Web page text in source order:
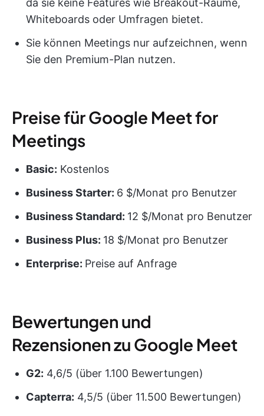
da sie keine Features wie Breakout-Räume,
Whiteboards oder Umfragen bietet.
Sie können Meetings nur aufzeichnen, wenn
Sie den Premium-Plan nutzen.
Preise für Google Meet for
Meetings
Basic: Kostenlos
Business Starter: 6 $/Monat pro Benutzer
Business Standard: 12 $/Monat pro Benutzer
Business Plus: 18 $/Monat pro Benutzer
Enterprise: Preise auf Anfrage
Bewertungen und
Rezensionen zu Google Meet
G2: 4,6/5 (über 1.100 Bewertungen)
Capterra: 4,5/5 (über 11.500 Bewertungen)